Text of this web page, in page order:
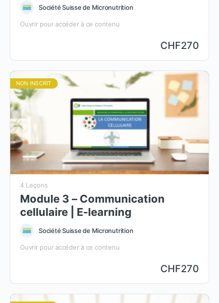
Société Suisse de Micronutrition
Ouvrir pour accéder à ce contenu
CHF270
NON INSCRIT
4 Leçons
Module 3 – Communication
cellulaire | E-learning
Société Suisse de Micronutrition
Ouvrir pour accéder à ce contenu
CHF270